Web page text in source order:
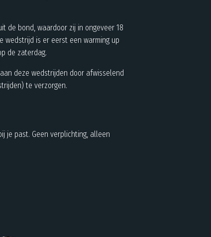
de bond, waardoor zij in ongeveer 18
wedstrijd is er eerst een warming up
de zaterdag.
deze wedstrijden door afwisselend
te verzorgen.
je past. Geen verplichting, alleen